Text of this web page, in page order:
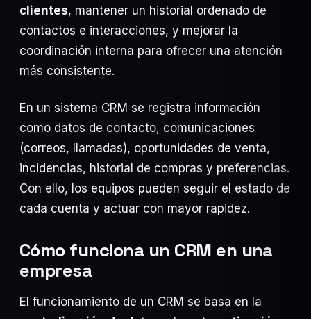
clientes, mantener un historial ordenado de
contactos e interacciones, y mejorar la
coordinación interna para ofrecer una atención
más consistente.
En un sistema CRM se registra información
como datos de contacto, comunicaciones
(correos, llamadas), oportunidades de venta,
incidencias, historial de compras y preferencias.
Con ello, los equipos pueden seguir el estado de
cada cuenta y actuar con mayor rapidez.
Cómo funciona un CRM en una
empresa
El funcionamiento de un CRM se basa en la
inventario, mapas y…
Suscribirme
WHATSAPP DIRECTO